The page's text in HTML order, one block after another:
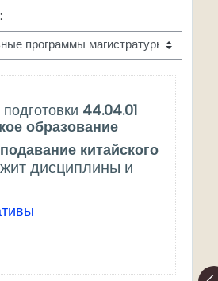
44.04.01
образование
китайского
дисциплины и